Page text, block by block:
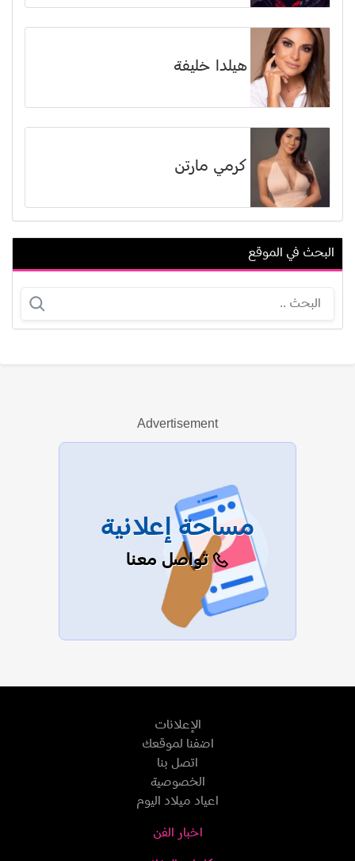
هيلدا خليفة
كرمي مارتن
أودري توتو
عرض الكل
البحث في الموقع
Advertisement
مساحة إعلانية
تواصل معنا
الإعلانات
اضفنا لموقعك
اتصل بنا
الخصوصية
اعياد ميلاد اليوم
اخبار الفن